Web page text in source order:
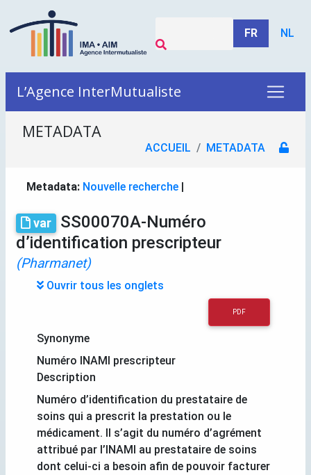
FR NL
L’Agence InterMutualiste
METADATA
ACCUEIL METADATA
Metadata: Nouvelle recherche |
var
SS00070A-Numéro
d’identification prescripteur
(Pharmanet)
Ouvrir tous les onglets
PDF
Synonyme
Numéro INAMI prescripteur
Description
Numéro d’identification du prestataire de
soins qui a prescrit la prestation ou le
médicament. Il s’agit du numéro d’agrément
attribué par l’INAMI au prestataire de soins
dont celui-ci a besoin afin de pouvoir facturer